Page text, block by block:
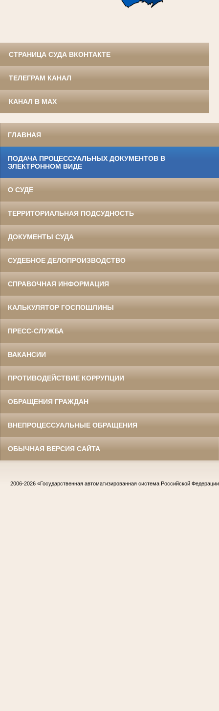
СТРАНИЦА СУДА ВКОНТАКТЕ
ТЕЛЕГРАМ КАНАЛ
КАНАЛ В MAX
ГЛАВНАЯ
ПОДАЧА ПРОЦЕССУАЛЬНЫХ ДОКУМЕНТОВ В
ЭЛЕКТРОННОМ ВИДЕ
О СУДЕ
ТЕРРИТОРИАЛЬНАЯ ПОДСУДНОСТЬ
ДОКУМЕНТЫ СУДА
СУДЕБНОЕ ДЕЛОПРОИЗВОДСТВО
СПРАВОЧНАЯ ИНФОРМАЦИЯ
КАЛЬКУЛЯТОР ГОСПОШЛИНЫ
ПРЕСС-СЛУЖБА
ВАКАНСИИ
ПРОТИВОДЕЙСТВИЕ КОРРУПЦИИ
ОБРАЩЕНИЯ ГРАЖДАН
ВНЕПРОЦЕССУАЛЬНЫЕ ОБРАЩЕНИЯ
ОБЫЧНАЯ ВЕРСИЯ САЙТА
2006-2026 «Государственная автоматизированная система Российской